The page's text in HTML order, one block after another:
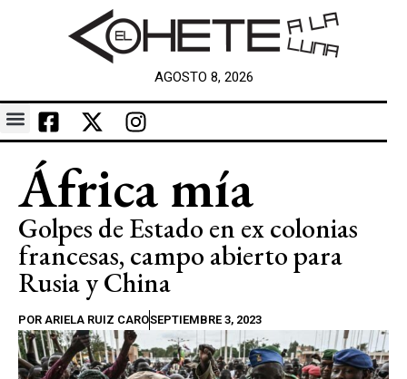
AGOSTO 8, 2026
África mía
Golpes de Estado en ex colonias
francesas, campo abierto para
Rusia y China
POR ARIELA RUIZ CAROSEPTIEMBRE 3, 2023